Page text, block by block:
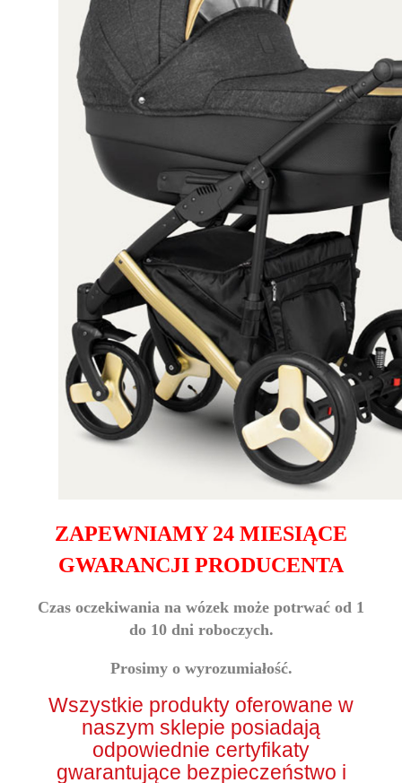
ZAPEWNIAMY 24 MIESIĄCE
GWARANCJI PRODUCENTA
Czas oczekiwania na wózek może potrwać od 1
do 10 dni roboczych.
Prosimy o wyrozumiałość.
Wszystkie produkty oferowane w
naszym sklepie posiadają
odpowiednie certyfikaty
gwarantujące bezpieczeństwo i